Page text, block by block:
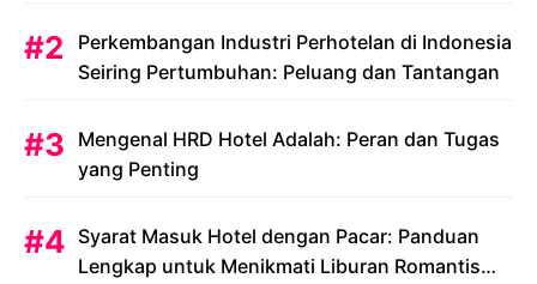
Perkembangan Industri Perhotelan di Indonesia
Seiring Pertumbuhan: Peluang dan Tantangan
Mengenal HRD Hotel Adalah: Peran dan Tugas
yang Penting
Syarat Masuk Hotel dengan Pacar: Panduan
Lengkap untuk Menikmati Liburan Romantis